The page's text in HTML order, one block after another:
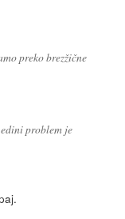
preko brezžične
problem je